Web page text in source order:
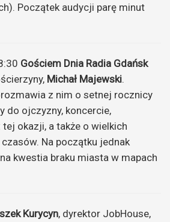
Początek audycji parę minut
Gościem Dnia Radia Gdańsk
Michał Majewski.
z nim o setnej rocznicy
do ojczyzny, koncercie,
okazji, a także o wielkich
Na początku jednak
kwestia braku miasta w mapach
Kurycyn, dyrektor JobHouse,